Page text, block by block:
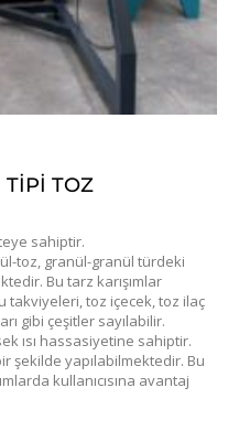
TIPI TOZ
sahiptir.
toz, granül-granül türdeki
Bu tarz karışımlar
takviyeleri, toz içecek, toz ilaç
gibi çeşitler sayılabilir.
ısı hassasiyetine sahiptir.
şekilde yapılabilmektedir. Bu
kullanıcısına avantaj